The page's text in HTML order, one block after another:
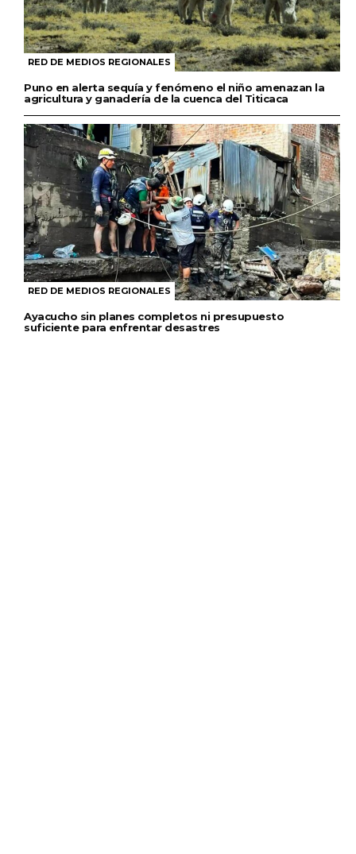
RED DE MEDIOS REGIONALES
Puno en alerta sequía y fenómeno el niño amenazan la
agricultura y ganadería de la cuenca del Titicaca
RED DE MEDIOS REGIONALES
Ayacucho sin planes completos ni presupuesto
suficiente para enfrentar desastres